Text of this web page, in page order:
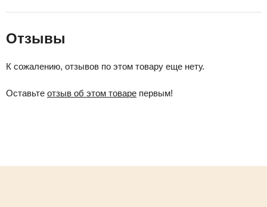
Отзывы
К сожалению, отзывов по этом товару еще нету.
Оставьте отзыв об этом товаре первым!